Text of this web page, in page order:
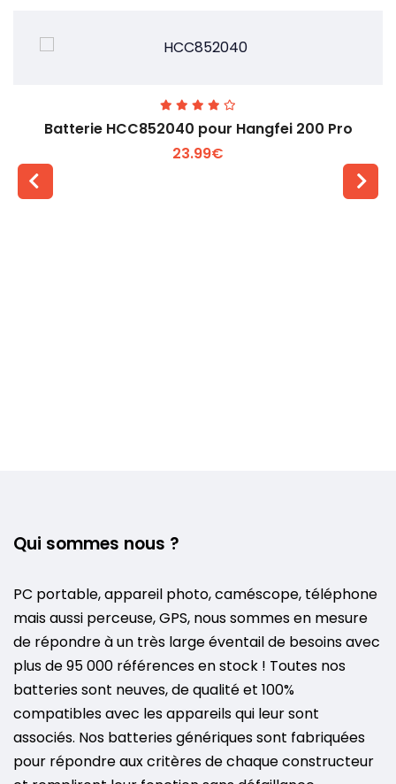
Batterie HCC852040 pour Hangfei 200 Pro
23.99€
Qui sommes nous ?
PC portable, appareil photo, caméscope, téléphone
mais aussi perceuse, GPS, nous sommes en mesure
de répondre à un très large éventail de besoins avec
plus de 95 000 références en stock ! Toutes nos
batteries sont neuves, de qualité et 100%
compatibles avec les appareils qui leur sont
associés. Nos batteries génériques sont fabriquées
pour répondre aux critères de chaque constructeur